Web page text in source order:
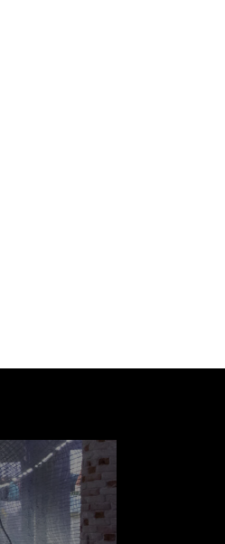
facebook
linkedininstagram